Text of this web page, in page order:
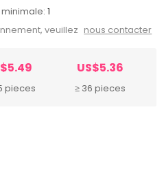
1
veuillez nous contacter
pieces
US$5.36
≥ 36 pieces